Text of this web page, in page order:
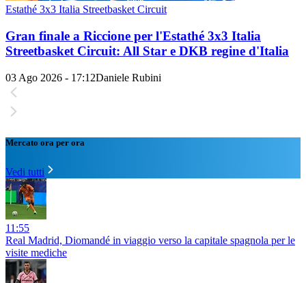
Estathé 3x3 Italia Streetbasket Circuit
Gran finale a Riccione per l'Estathé 3x3 Italia
Streetbasket Circuit: All Star e DKB regine d'Italia
03 Ago 2026 - 17:12Daniele Rubini
Mercato ora per ora
Vedi tutti
11:55
Real Madrid, Diomandé in viaggio verso la capitale spagnola per le
visite mediche